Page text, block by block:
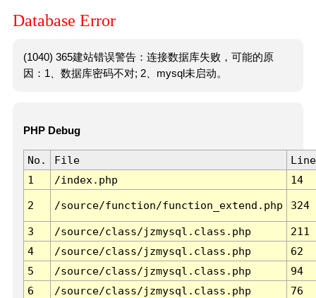
Database Error
(1040) 365建站错误警告：连接数据库失败，可能的原
因：1、数据库密码不对; 2、mysql未启动。
PHP Debug
No. File
Line
1
/index.php 14
2 /source/function/function_extend.php 324
3 /source/class/jzmysql.class.php
211
4
/source/class/jzmysql.class.php
62
5
/source/class/jzmysql.class.php
94
6
/source/class/jzmysql.class.php 76